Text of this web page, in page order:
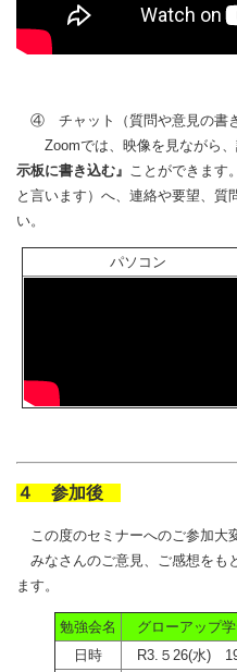
④ チャット（質問や意見の書
Zoomでは、映像を見ながら、
示板に書き込む』
ことができます
と言います）へ、連絡や要望、質
い。
パソコン
４ 参加後
この度のセミナーへのご参加大
みなさんのご意見、ご感想をも
ます。
勉強会名
グローアップ学
日時
R3.５26(水) 19